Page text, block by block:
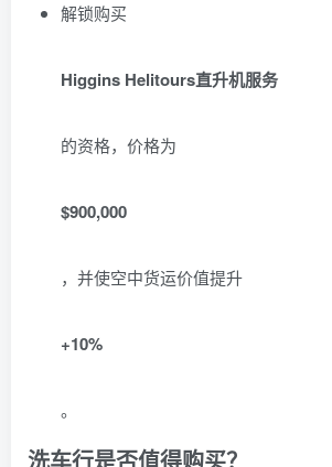
解锁购买
Higgins Helitours直升机服务
的资格，价格为
$900,000
，并使空中货运价值提升
+10%
。
洗车行是否值得购买？